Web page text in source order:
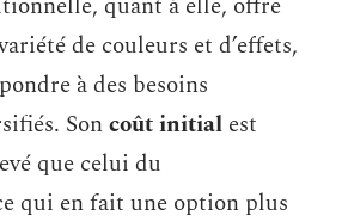
de couleurs et d’effets,
à des besoins
Soncoût initial est
que celui du
qui en fait une option plus